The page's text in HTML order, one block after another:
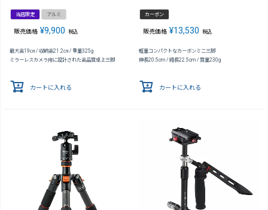
当店限定 アルミ
販売価格 ¥9,900 税込
最大高19㎝ / 収納高21.2㎝ / 重量325g
ミラーレスカメラ用に設計された高品質卓上三脚
カートに入れる
カーボン
販売価格 ¥13,530 税込
軽量コンパクトなカーボンミニ三脚
伸長20.5cm / 縮長22.5cm / 質量230g
カートに入れる